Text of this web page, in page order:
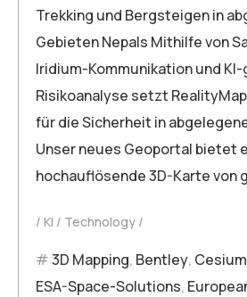
Trekking und Bergsteigen in
Gebieten Nepals Mithilfe von
Iridium-Kommunikation und
Risikoanalyse setzt
für die Sicherheit in
Unser neues Geoportal bietet
hochauflösende 3D-Karte von
KI Technology
3D Mapping, Bentley,
ESA-Space-Solutions,